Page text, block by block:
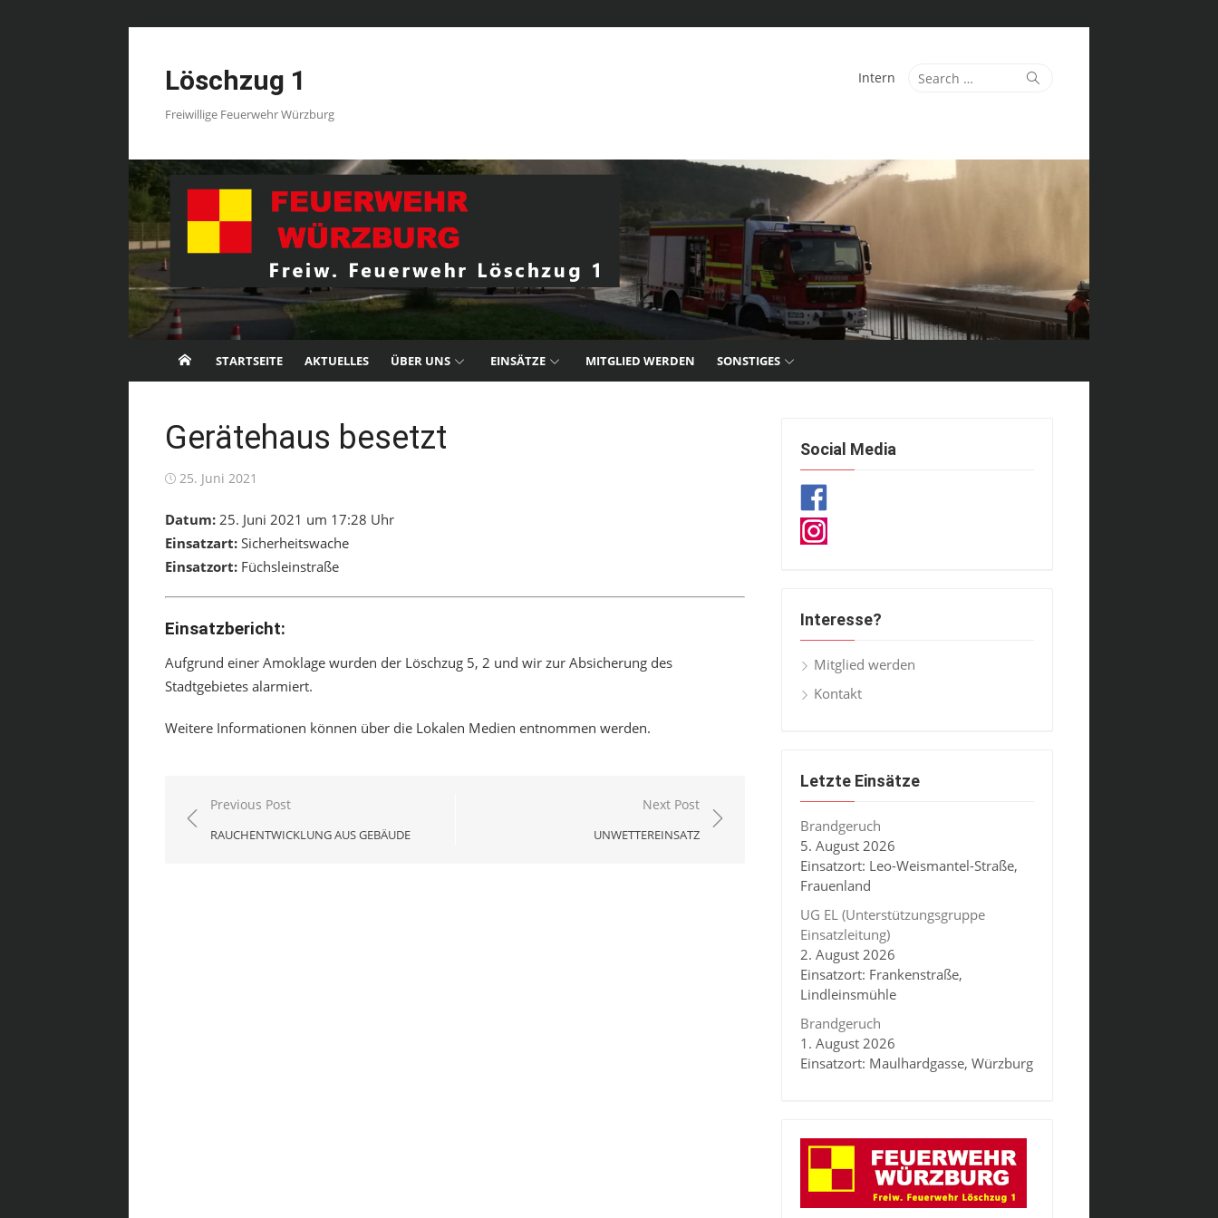
Löschzug 1
Freiwillige Feuerwehr Würzburg
Search
Search
Intern
STARTSEITE AKTUELLES ÜBER UNS EINSÄTZE MITGLIED WERDEN SONSTIGES
Gerätehaus besetzt
Posted
25. Juni 2021
Datum: 25. Juni 2021 um 17:28 Uhr
Einsatzart: Sicherheitswache
Einsatzort: Füchsleinstraße
Einsatzbericht:
Aufgrund einer Amoklage wurden der Löschzug 5, 2 und wir zur Absicherung des
Stadtgebietes alarmiert.
Weitere Informationen können über die Lokalen Medien entnommen werden.
Beitragsnavigation
Previous Post
RAUCHENTWICKLUNG AUS GEBÄUDE
Next Post
UNWETTEREINSATZ
Social Media
Interesse?
Mitglied werden
Kontakt
Letzte Einsätze
Brandgeruch
5. August 2026
Einsatzort: Leo-Weismantel-Straße,
Frauenland
UG EL (Unterstützungsgruppe
Einsatzleitung)
2. August 2026
Einsatzort: Frankenstraße,
Lindleinsmühle
Brandgeruch
1. August 2026
Einsatzort: Maulhardgasse, Würzburg